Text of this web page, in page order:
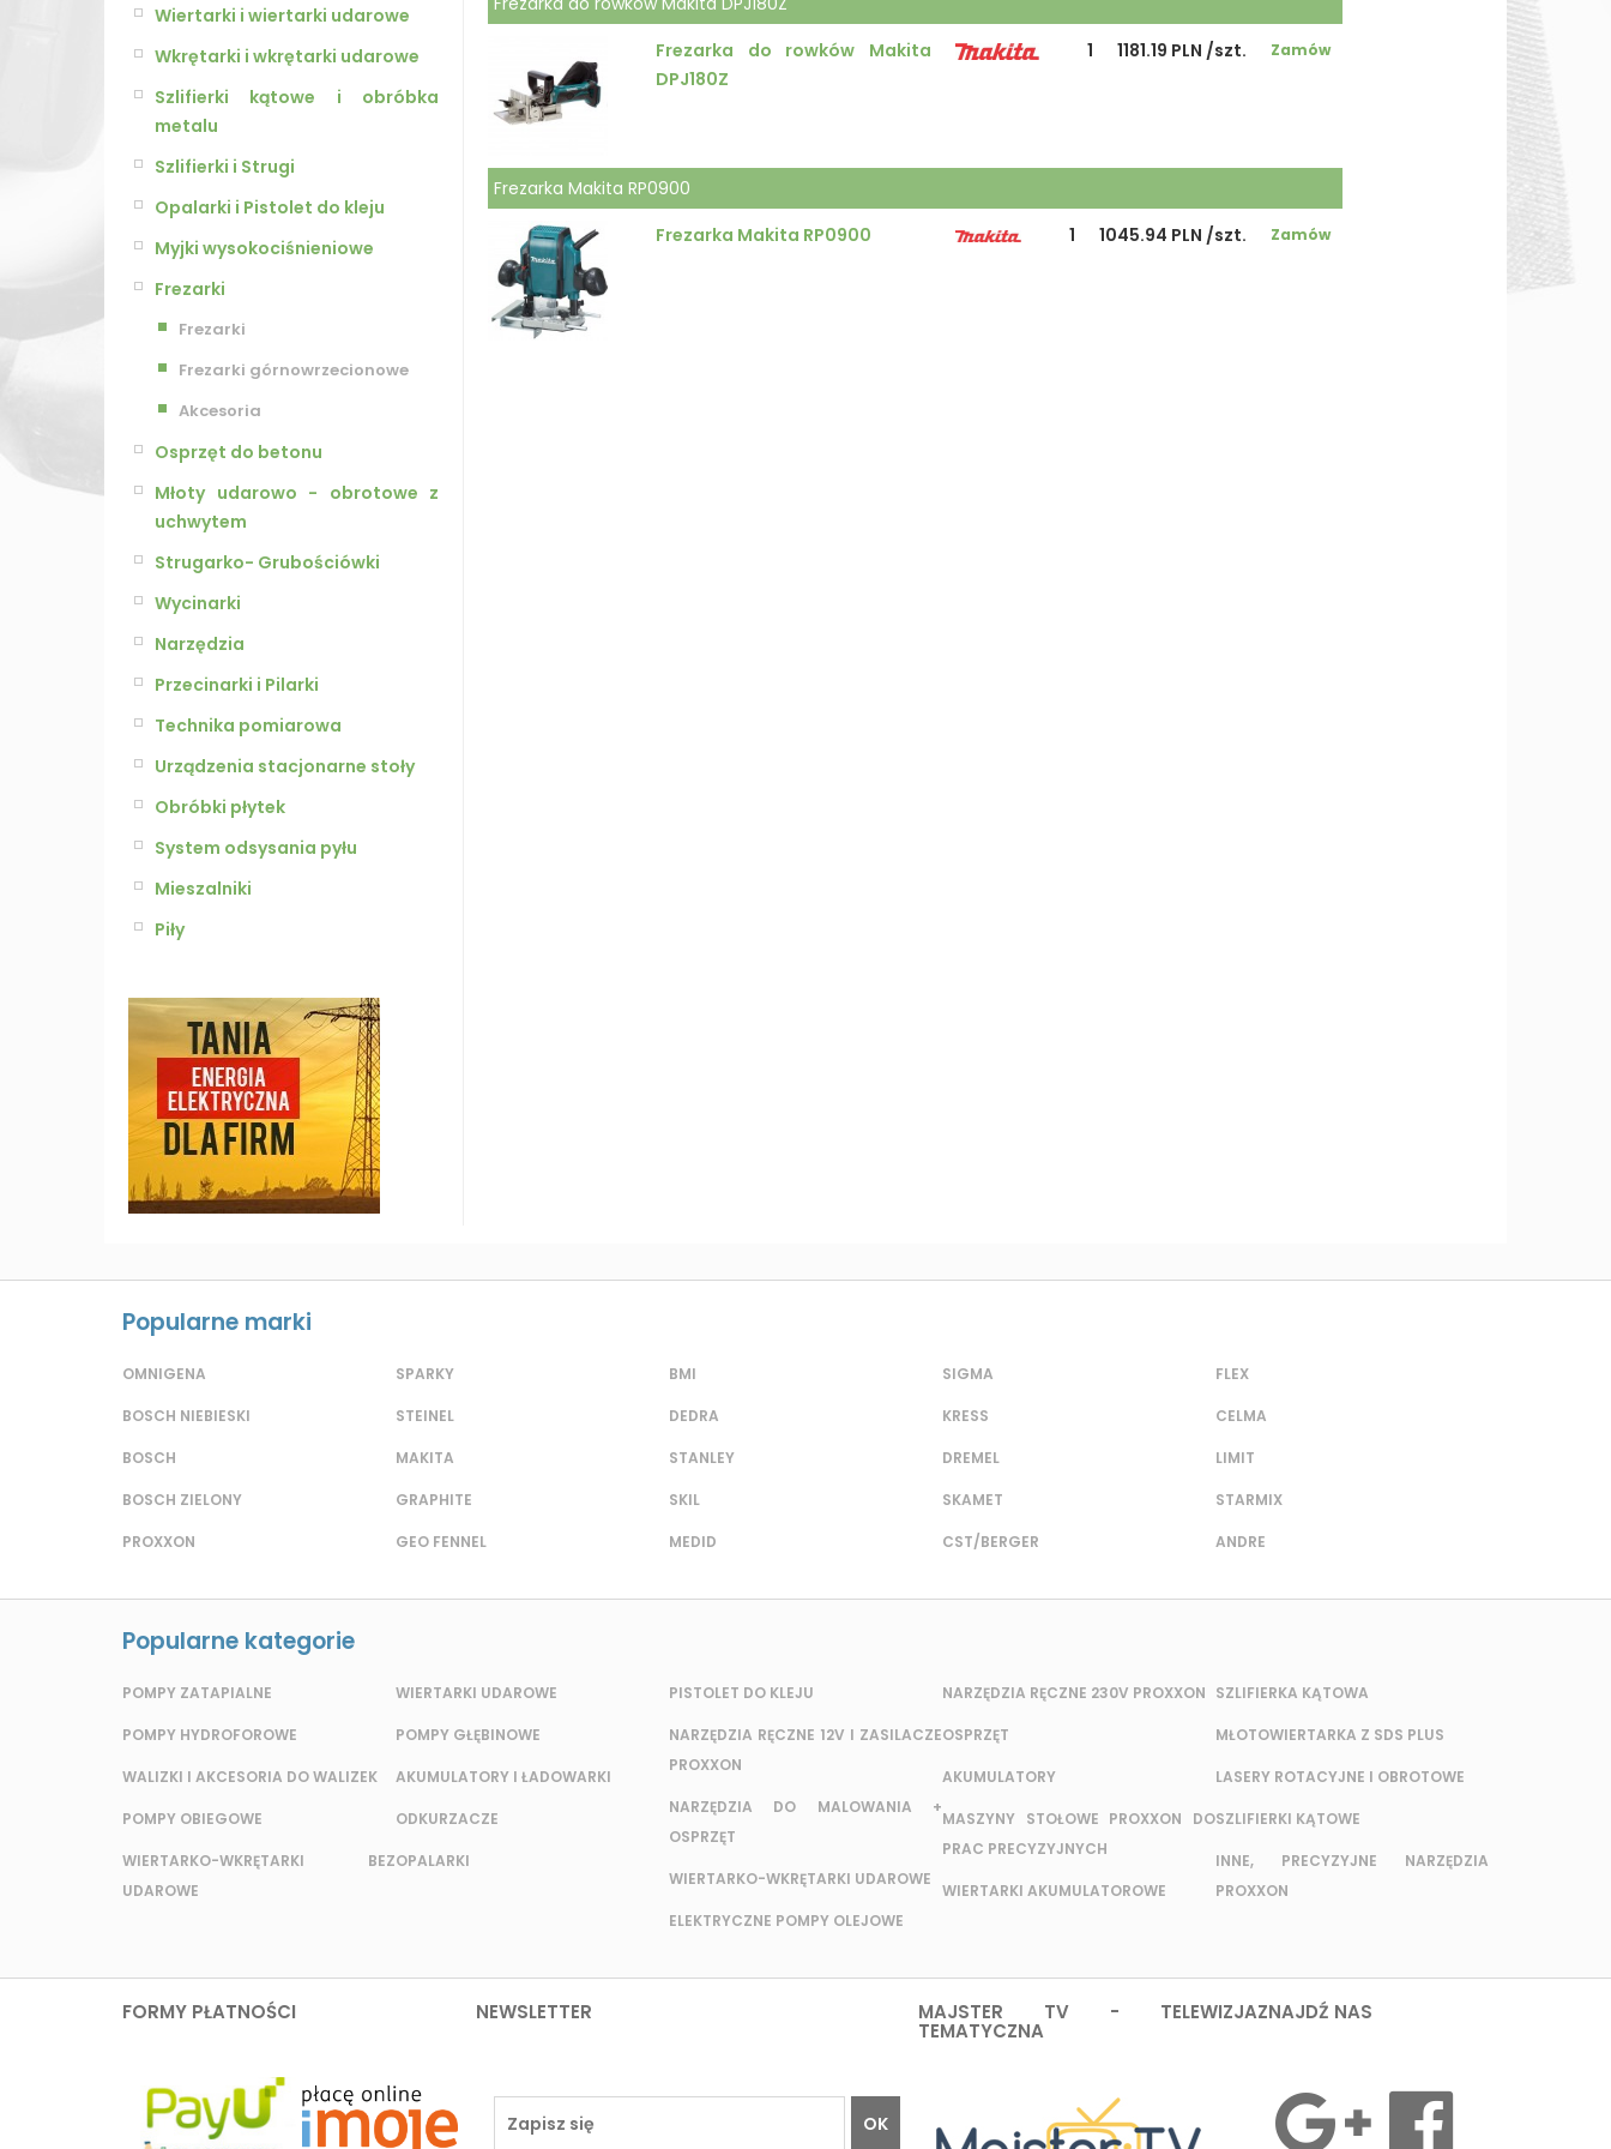
Wiertarki i wiertarki udarowe
Wkrętarki i wkrętarki udarowe
Szlifierki kątowe i obróbka
metalu
Szlifierki i Strugi
Opalarki i Pistolet do kleju
Myjki wysokociśnieniowe
Frezarki
Frezarki
Frezarki górnowrzecionowe
Akcesoria
Osprzęt do betonu
Młoty udarowo - obrotowe z
uchwytem
Strugarko- Grubościówki
Wycinarki
Narzędzia
Przecinarki i Pilarki
Technika pomiarowa
Urządzenia stacjonarne stoły
Obróbki płytek
System odsysania pyłu
Mieszalniki
Piły
Frezarka do rowków Makita
DPJ180Z
1 1181.19 PLN /szt. Zamów
Frezarka Makita RP0900
Frezarka Makita RP0900
1 1045.94 PLN /szt. Zamów
Popularne marki
OMNIGENA
BOSCH NIEBIESKI
BOSCH
BOSCH ZIELONY
PROXXON
SPARKY
STEINEL
MAKITA
GRAPHITE
GEO FENNEL
BMI
DEDRA
STANLEY
SKIL
MEDID
SIGMA
KRESS
DREMEL
SKAMET
CST/BERGER
FLEX
CELMA
LIMIT
STARMIX
ANDRE
Popularne kategorie
POMPY ZATAPIALNE
POMPY HYDROFOROWE
WALIZKI I AKCESORIA DO WALIZEK
POMPY OBIEGOWE
WIERTARKO-WKRĘTARKI BEZ
UDAROWE
WIERTARKI UDAROWE
POMPY GŁĘBINOWE
AKUMULATORY I ŁADOWARKI
ODKURZACZE
OPALARKI
PISTOLET DO KLEJU
NARZĘDZIA RĘCZNE 12V I ZASILACZE
PROXXON
NARZĘDZIA DO MALOWANIA +
OSPRZĘT
WIERTARKO-WKRĘTARKI UDAROWE
ELEKTRYCZNE POMPY OLEJOWE
NARZĘDZIA RĘCZNE 230V PROXXON
OSPRZĘT
AKUMULATORY
MASZYNY STOŁOWE PROXXON DO
PRAC PRECYZYJNYCH
WIERTARKI AKUMULATOROWE
SZLIFIERKA KĄTOWA
MŁOTOWIERTARKA Z SDS PLUS
LASERY ROTACYJNE I OBROTOWE
SZLIFIERKI KĄTOWE
INNE, PRECYZYJNE NARZĘDZIA
PROXXON
FORMY PŁATNOŚCI NEWSLETTER
OK
MAJSTER TV - TELEWIZJA
TEMATYCZNA
ZNAJDŹ NAS